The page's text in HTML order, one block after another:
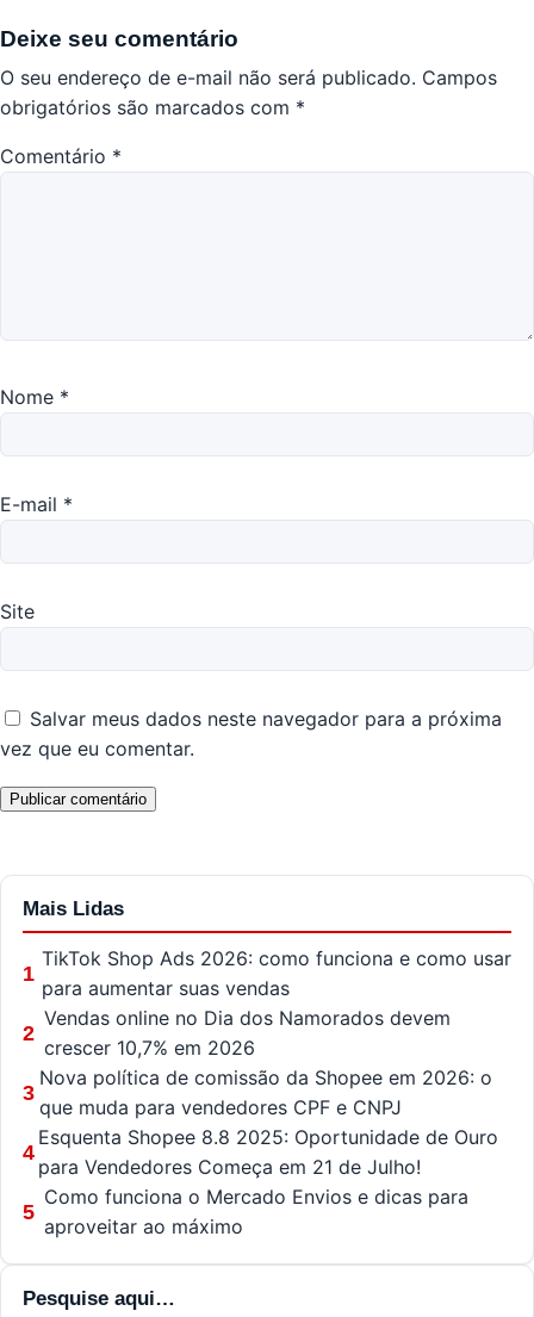
Deixe seu comentário
O seu endereço de e-mail não será publicado. Campos
obrigatórios são marcados com *
Comentário *
Nome *
E-mail *
Site
Salvar meus dados neste navegador para a próxima
vez que eu comentar.
Mais Lidas
1
TikTok Shop Ads 2026: como funciona e como usar
para aumentar suas vendas
2
Vendas online no Dia dos Namorados devem
crescer 10,7% em 2026
3
Nova política de comissão da Shopee em 2026: o
que muda para vendedores CPF e CNPJ
4
Esquenta Shopee 8.8 2025: Oportunidade de Ouro
para Vendedores Começa em 21 de Julho!
5
Como funciona o Mercado Envios e dicas para
aproveitar ao máximo
Pesquise aqui…